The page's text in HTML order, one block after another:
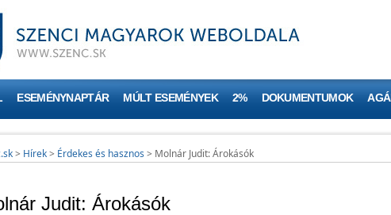
ESEMÉNYNAPTÁR MÚLT ESEMÉNYEK 2% DOKUMENTUMOK
> Hírek> Érdekes és hasznos > Molnár Judit: Árokásók
Judit: Árokásók